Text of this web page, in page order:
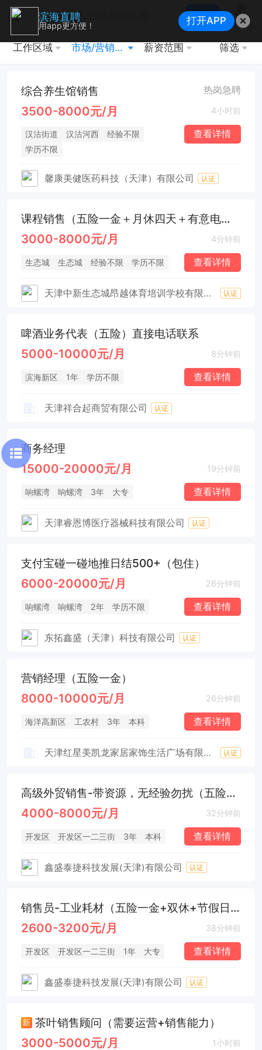
搜索
地图
工作区域 市场/营销经理 薪资范围 筛选
综合养生馆销售 热岗急聘
3500-8000元/月 4小时前
汉沽街道 汉沽河西
经验不限
学历不限
查看详情
馨康美健医药科技（天津）有限公司 认证
课程销售（五险一金＋月休四天＋有意电联）
3000-8000元/月 4分钟前
生态城 生态城 经验不限 学历不限 查看详情
天津中新生态城昂越体育培训学校有限公司 认证
啤酒业务代表（五险）直接电话联系
5000-10000元/月 8分钟前
滨海新区 1年 学历不限 查看详情
天津祥合起商贸有限公司 认证
商务经理
15000-20000元/月 19分钟前
响螺湾 响螺湾 3年 大专 查看详情
天津睿恩博医疗器械科技有限公司 认证
支付宝碰一碰地推日结500+（包住）
6000-20000元/月 26分钟前
响螺湾 响螺湾 2年 学历不限 查看详情
东拓鑫盛（天津）科技有限公司 认证
营销经理（五险一金）
8000-10000元/月 26分钟前
海洋高新区 工农村 3年 本科 查看详情
天津红星美凯龙家居家饰生活广场有限公司 认证
高级外贸销售-带资源，无经验勿扰（五险一金+双休+节假日福利）
4000-8000元/月 32分钟前
开发区 开发区一二三街 3年 本科 查看详情
鑫盛泰捷科技发展(天津)有限公司 认证
销售员-工业耗材（五险一金+双休+节假日福利）
2600-3200元/月 38分钟前
开发区 开发区一二三街 1年 大专 查看详情
鑫盛泰捷科技发展(天津)有限公司 认证
新 茶叶销售顾问（需要运营+销售能力）
3000-5000元/月 1小时前
滨海直聘
用app更方便！ 打开APP